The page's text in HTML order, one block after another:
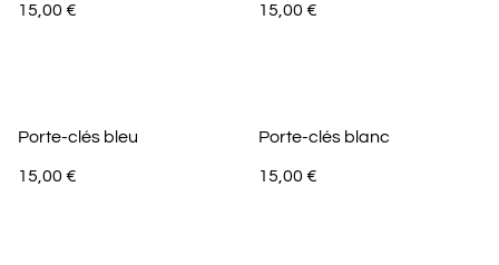
15,00 € 15,00 €
Porte-clés bleu
15,00 €
Porte-clés blanc
15,00 €